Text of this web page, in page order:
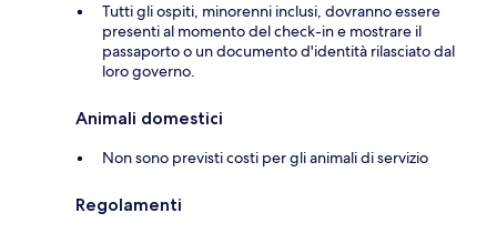
Tutti gli ospiti, minorenni inclusi, dovranno essere
presenti al momento del check-in e mostrare il
passaporto o un documento d'identità rilasciato dal
loro governo.
Animali domestici
Non sono previsti costi per gli animali di servizio
Regolamenti